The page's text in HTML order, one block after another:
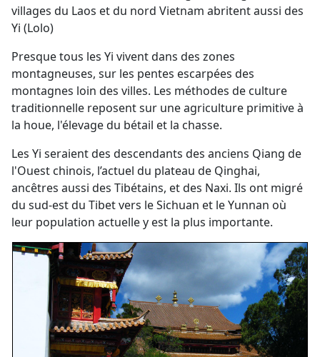
villages du Laos et du nord Vietnam abritent aussi des
Yi (Lolo)
Presque tous les Yi vivent dans des zones
montagneuses, sur les pentes escarpées des
montagnes loin des villes. Les méthodes de culture
traditionnelle reposent sur une agriculture primitive à
la houe, l'élevage du bétail et la chasse.
Les Yi seraient des descendants des anciens Qiang de
l'Ouest chinois, l’actuel du plateau de Qinghai,
ancêtres aussi des Tibétains, et des Naxi. Ils ont migré
du sud-est du Tibet vers le Sichuan et le Yunnan où
leur population actuelle y est la plus importante.